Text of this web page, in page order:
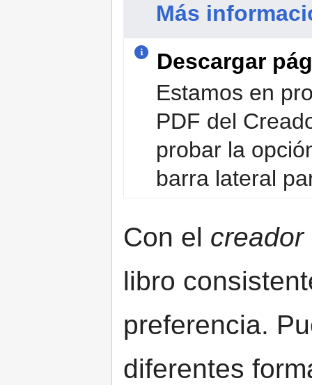
Más
Descargar
Estamos en
PDF del
probar la
barra lateral
Con el creador
libro
preferencia.
diferentes